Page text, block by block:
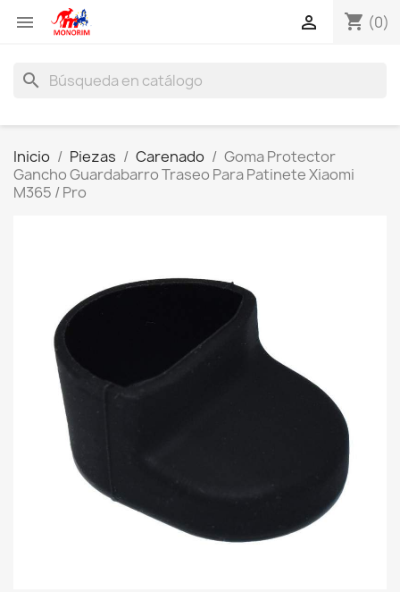
 shopping_cart (0)

search
Inicio Piezas Carenado
Goma Protector
Gancho Guardabarro Traseo Para Patinete Xiaomi
M365 / Pro